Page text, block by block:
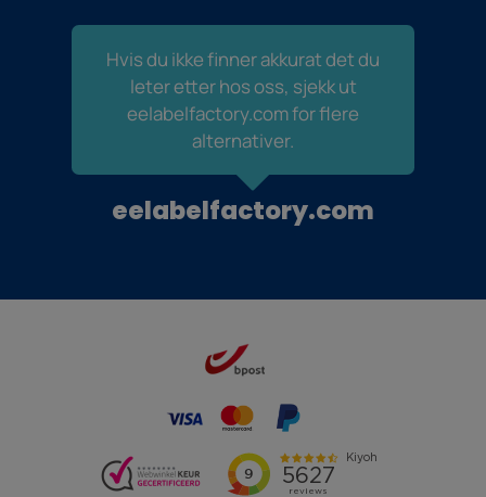
Hvis du ikke finner akkurat det du
leter etter hos oss, sjekk ut
eelabelfactory.com for flere
alternativer.
eelabelfactory.com